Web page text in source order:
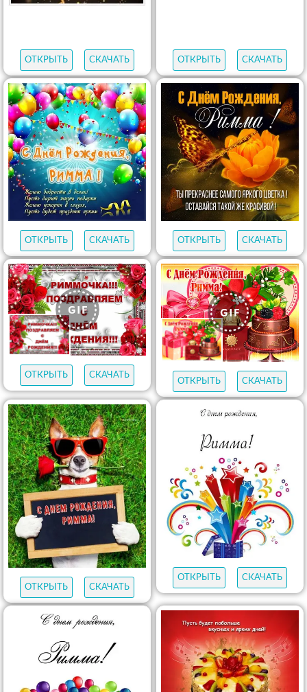
ОТКРЫТЬ СКАЧАТЬ ОТКРЫТЬ СКАЧАТЬ
ОТКРЫТЬ СКАЧАТЬ ОТКРЫТЬ СКАЧАТЬ
ОТКРЫТЬ СКАЧАТЬ
ОТКРЫТЬ СКАЧАТЬ
ОТКРЫТЬ СКАЧАТЬ
ОТКРЫТЬ СКАЧАТЬ